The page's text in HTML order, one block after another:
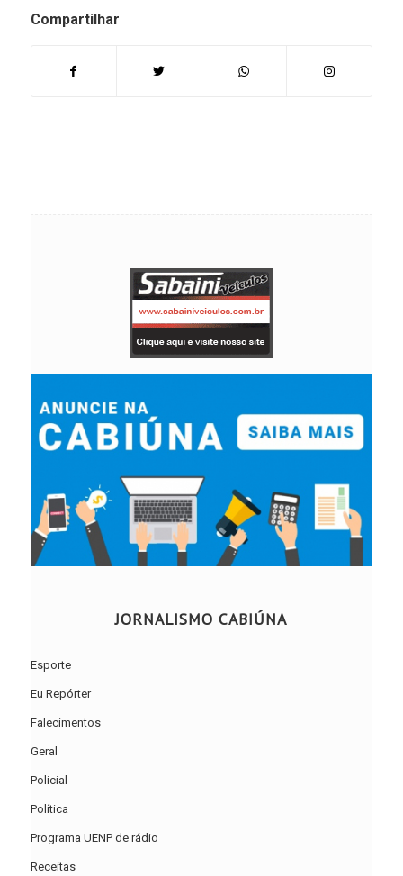
Compartilhar
JORNALISMO CABIÚNA
Esporte
Eu Repórter
Falecimentos
Geral
Policial
Política
Programa UENP de rádio
Receitas